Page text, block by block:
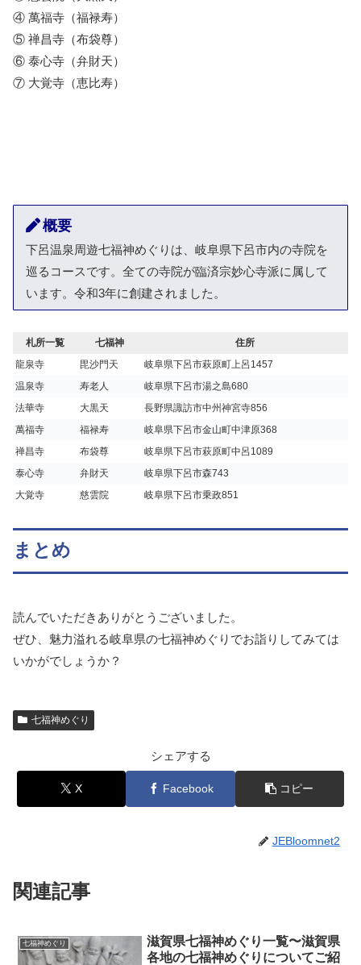
④ 萬福寺（福禄寿）
⑤ 禅昌寺（布袋尊）
⑥ 泰心寺（弁財天）
⑦ 大覚寺（恵比寿）
概要
下呂温泉周遊七福神めぐりは、岐阜県下呂市内の寺院を
巡るコースです。全ての寺院が臨済宗妙心寺派に属して
います。令和3年に創建されました。
札所一覧 七福神
住所
龍泉寺
毘沙門天
岐阜県下呂市萩原町上呂1457
温泉寺
寿老人
岐阜県下呂市湯之島680
法華寺
大黒天
長野県諏訪市中州神宮寺856
萬福寺
福禄寿
岐阜県下呂市金山町中津原368
禅昌寺
布袋尊
岐阜県下呂市萩原町中呂1089
泰心寺
弁財天
岐阜県下呂市森743
大覚寺
慈雲院 岐阜県下呂市乗政851
まとめ
読んでいただきありがとうございました。
ぜひ、魅力溢れる岐阜県の七福神めぐりでお詣りしてみては
いかがでしょうか？
七福神めぐり
シェアする
X Facebook コピー
JEBloomnet2
関連記事
七福神めぐり
滋賀県七福神めぐり一覧〜滋賀県
各地の七福神めぐりについてご紹